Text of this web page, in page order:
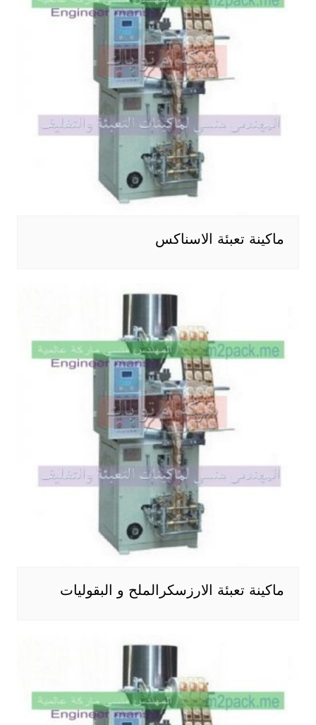
ماكينة تعبئة الاسناكس
ماكينة تعبئة الارزسكرالملح و البقوليات